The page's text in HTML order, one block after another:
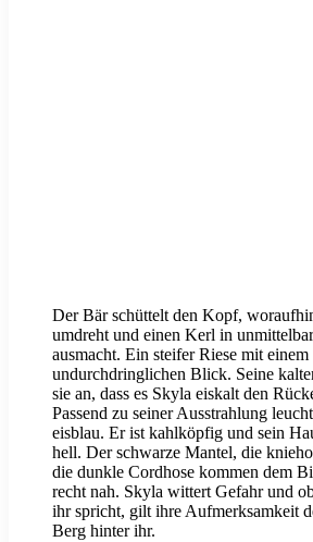
Der Bär schüttelt den Kopf,
umdreht und einen Kerl in
ausmacht. Ein steifer Riese mit einem
undurchdringlichen Blick. Seine
sie an, dass es Skyla eiskalt den
Passend zu seiner Ausstrahlung
eisblau. Er ist kahlköpfig und sein
hell. Der schwarze Mantel, die
die dunkle Cordhose kommen dem
recht nah. Skyla wittert Gefahr und
ihr spricht, gilt ihre Aufmerksamkeit
Berg hinter ihr.